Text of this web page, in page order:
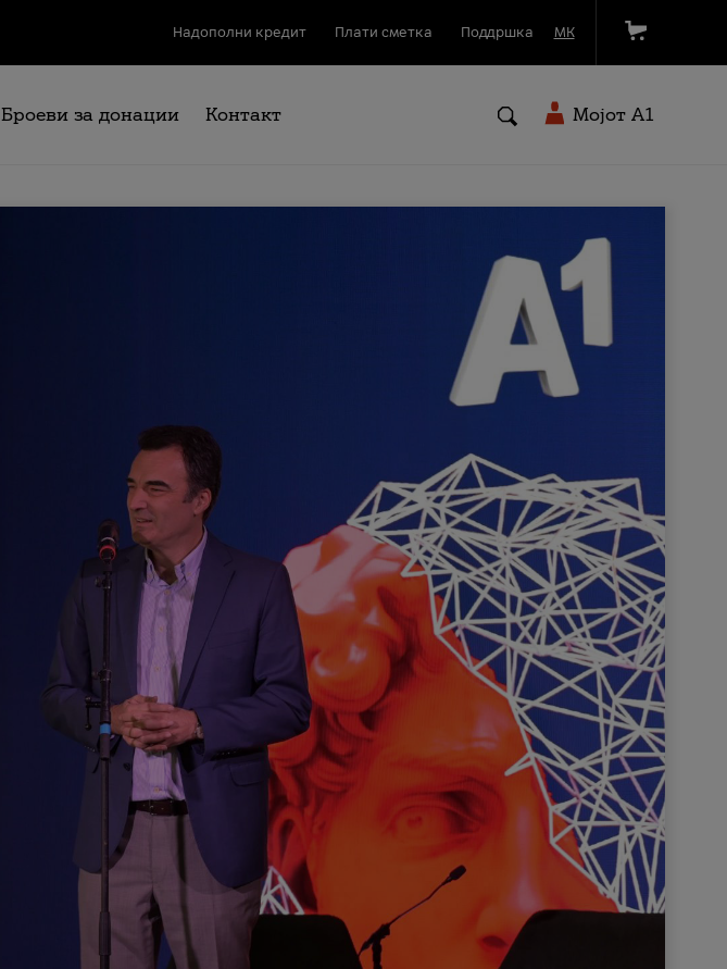
Надополни кредит Плати сметка Поддршка МК
Броеви за донации Контакт Мојот A1